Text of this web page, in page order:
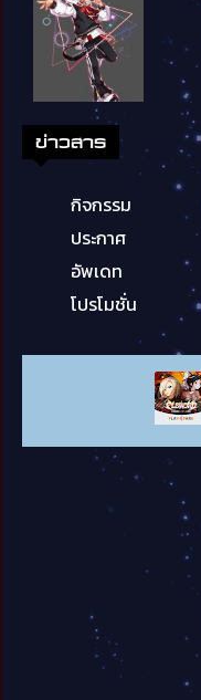
ข่าวสาร
กิจกรรม
ประกาศ
อัพเดท
โปรโมชั่น